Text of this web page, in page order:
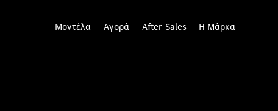
Μοντέλα Αγορά After-Sales Η Μάρκα